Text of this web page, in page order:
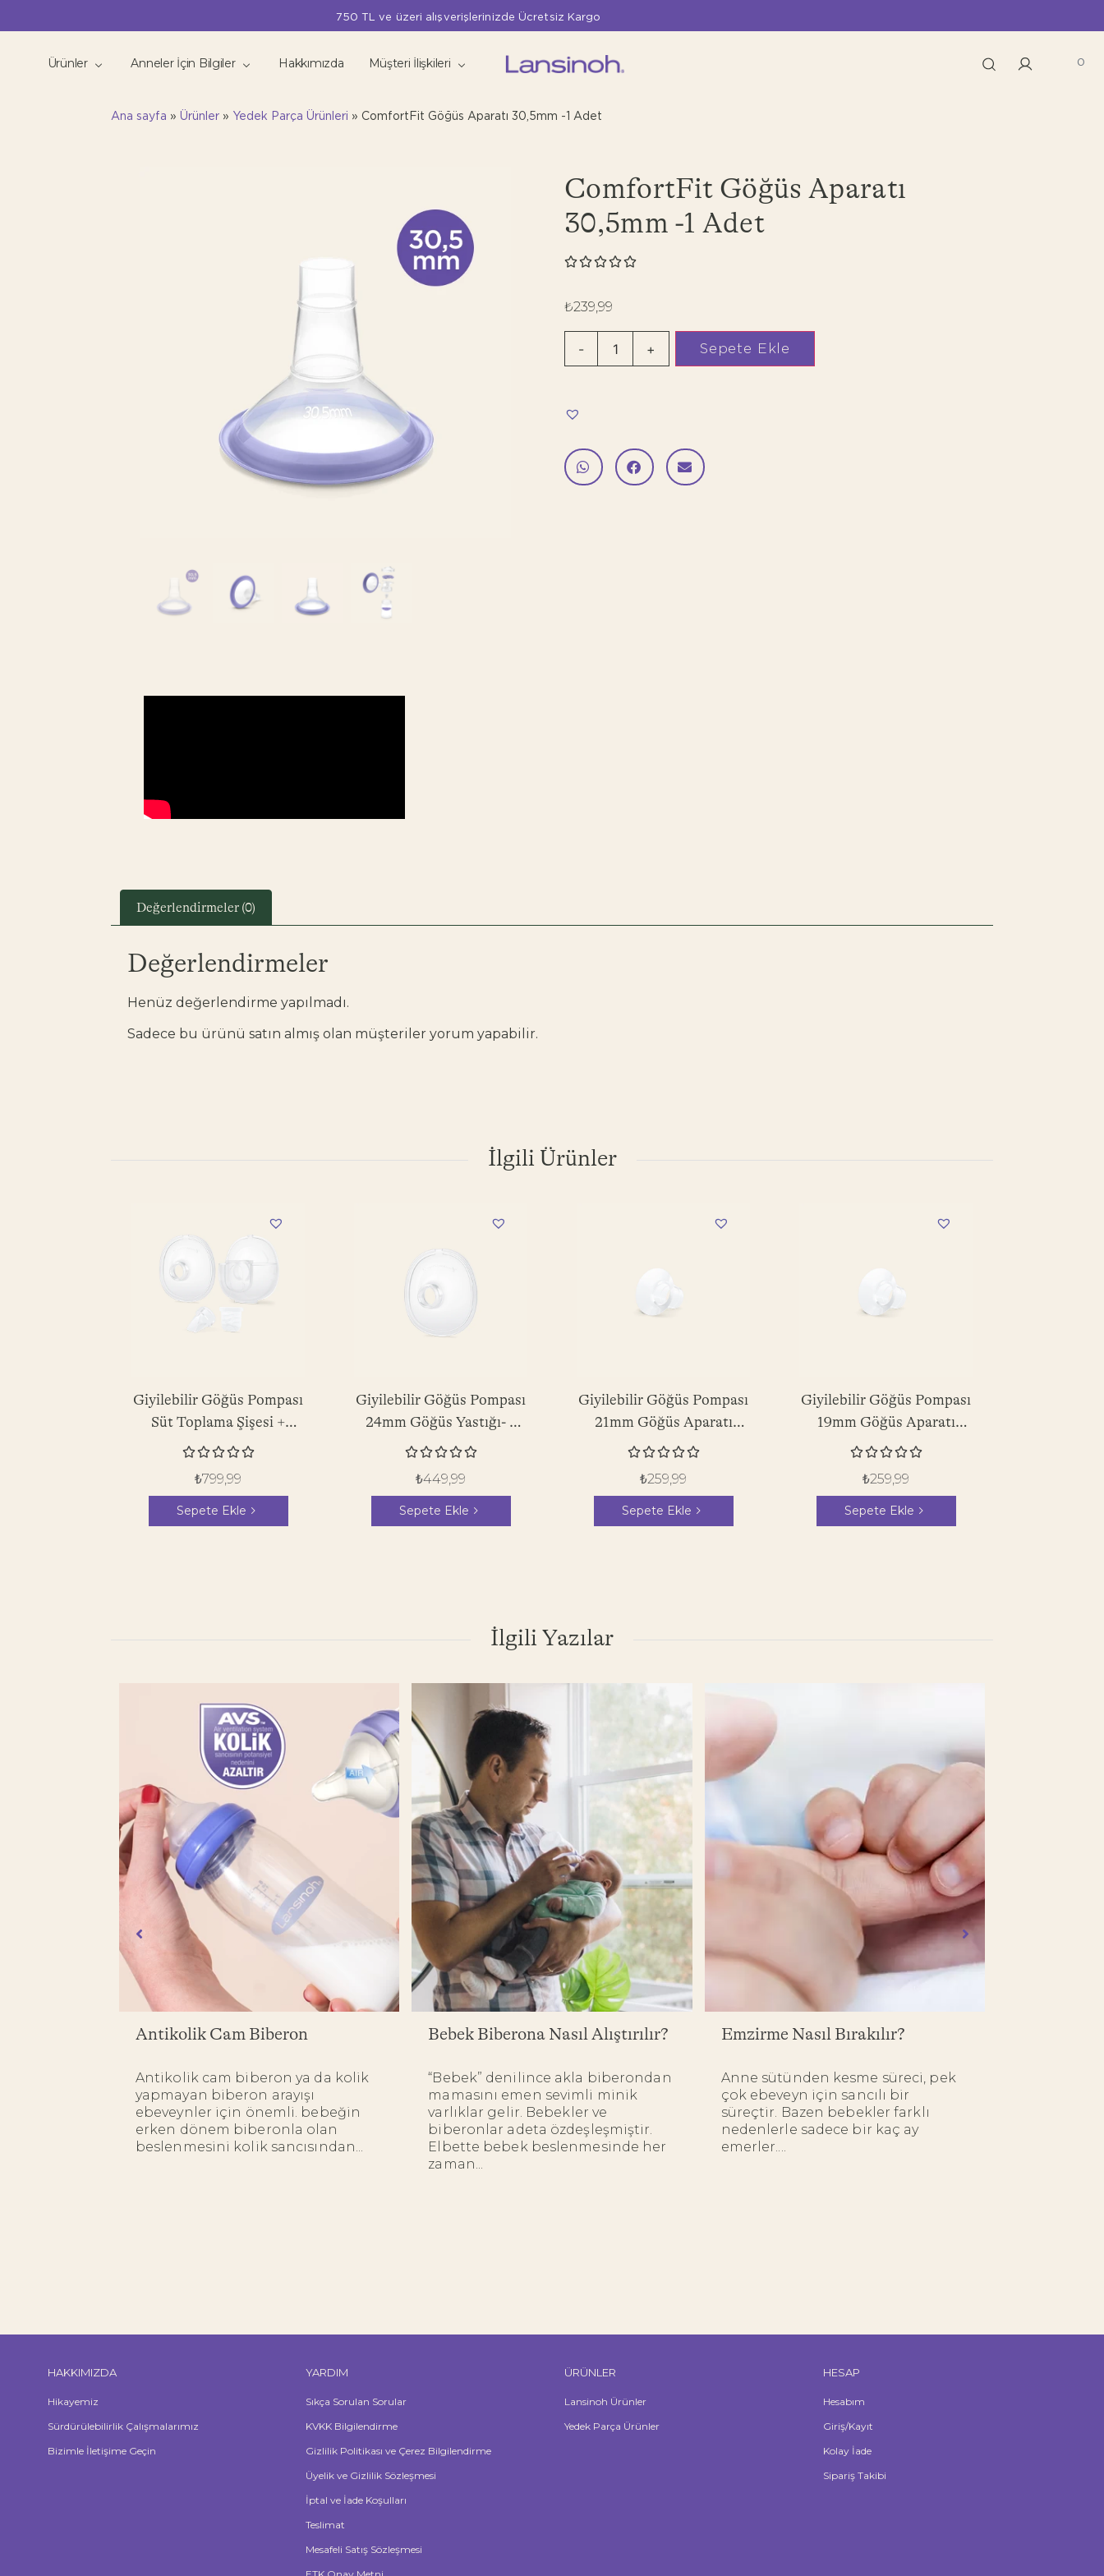
750 TL ve üzeri alışverişlerinizde Ücretsiz Kargo
Ürünler Anneler İçin Bilgiler Hakkımızda Müşteri İlişkileri 0
Ana sayfa » Ürünler » Yedek Parça Ürünleri » ComfortFit Göğüs Aparatı 30,5mm -1 Adet
ComfortFit Göğüs Aparatı
30,5mm -1 Adet

₺239,99
- + Sepete Ekle
Değerlendirmeler (0)
Değerlendirmeler
Henüz değerlendirme yapılmadı.
Sadece bu ürünü satın almış olan müşteriler yorum yapabilir.
İlgili Ürünler
Giyilebilir Göğüs Pompası
Süt Toplama Şişesi +
24mm Göğüs Yastığı +

₺799,99
Sepete Ekle
Giyilebilir Göğüs Pompası
24mm Göğüs Yastığı- 1
Adet

₺449,99
Sepete Ekle
Giyilebilir Göğüs Pompası
21mm Göğüs Aparatı
Silikon Uç - 1 Adet

₺259,99
Sepete Ekle
Giyilebilir Göğüs Pompası
19mm Göğüs Aparatı
Silikon Uç- 1 Adet

₺259,99
Sepete Ekle
İlgili Yazılar
Antikolik Cam Biberon
Antikolik cam biberon ya da kolik
yapmayan biberon arayışı
ebeveynler için önemli. bebeğin
erken dönem biberonla olan
beslenmesini kolik sancısından...
Bebek Biberona Nasıl Alıştırılır?
“Bebek” denilince akla biberondan
mamasını emen sevimli minik
varlıklar gelir. Bebekler ve
biberonlar adeta özdeşleşmiştir.
Elbette bebek beslenmesinde her
zaman...
Emzirme Nasıl Bırakılır?
Anne sütünden kesme süreci, pek
çok ebeveyn için sancılı bir
süreçtir. Bazen bebekler farklı
nedenlerle sadece bir kaç ay
emerler....
HAKKIMIZDA
Hikayemiz
Sürdürülebilirlik Çalışmalarımız
Bizimle İletişime Geçin
YARDIM
Sıkça Sorulan Sorular
KVKK Bilgilendirme
Gizlilik Politikası ve Çerez Bilgilendirme
Üyelik ve Gizlilik Sözleşmesi
İptal ve İade Koşulları
Teslimat
Mesafeli Satış Sözleşmesi
ÜRÜNLER
Lansinoh Ürünler
Yedek Parça Ürünler
HESAP
Hesabım
Giriş/Kayıt
Kolay İade
Sipariş Takibi